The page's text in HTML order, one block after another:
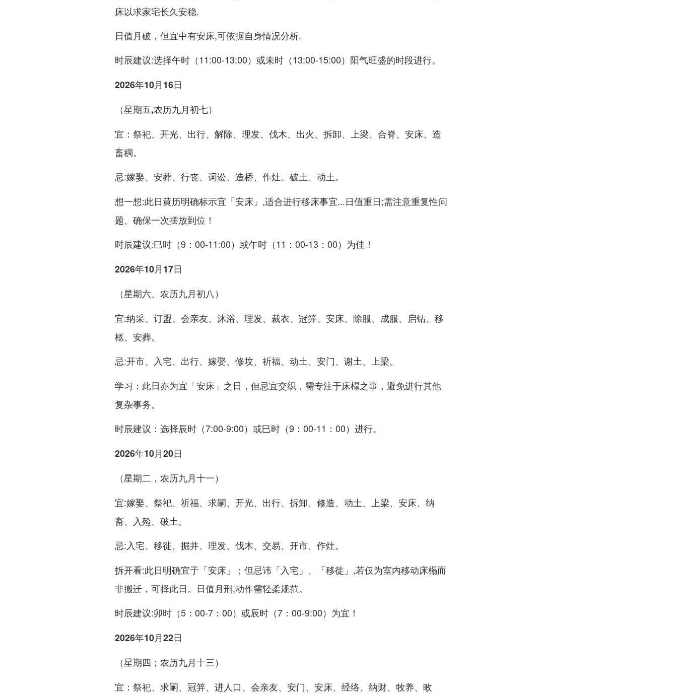
床以求家宅长久安稳.
日值月破，但宜中有安床,可依据自身情况分析.
时辰建议:选择午时（11:00-13:00）或未时（13:00-15:00）阳气旺盛的时段进行。
2026年10月16日
（星期五,农历九月初七）
宜 ：祭祀、开光、出行、解除、理发、伐木、出火、拆卸、上梁、合脊、 安床、造
畜稠。
忌:嫁娶、安葬、行丧、词讼、造桥、作灶、破土、动土。
想一想:此日黄历明确标示宜「安床」,适合进行移床事宜...日值重日;需注意重复性问
题、确保一次摆放到位！
时辰建议:巳时（9：00-11:00）或午时（11：00-13：00）为佳！
2026年10月17日
（星期六、农历九月初八）
宜:纳采、订盟、会亲友、沐浴、理发、裁衣、冠笄、 安床、除服、成服、启钻、移
柩、安葬。
忌:开市、入宅、出行、嫁娶、修坟、祈福、动土、安门、谢土、上梁。
学习 ：此日亦为宜「安床」之日，但忌宜交织，需专注于床榻之事，避免进行其他
复杂事务。
时辰建议 ：选择辰时（7:00-9:00）或巳时（9：00-11：00）进行。
2026年10月20日
（星期二，农历九月十一）
宜:嫁娶、祭祀、祈福、求嗣、开光、出行、拆卸、修造、动土、上梁、 安床、纳
畜、入殓、破土。
忌:入宅、移徙、掘井、理发、伐木、交易、开市、作灶。
拆开看:此日明确宜于「安床」；但忌讳「入宅」、「移徙」,若仅为室内移动床榻而
非搬迁，可择此日。日值月刑,动作需轻柔规范。
时辰建议:卯时（5：00-7：00）或辰时（7：00-9:00）为宜！
2026年10月22日
（星期四；农历九月十三）
宜 ：祭祀、求嗣、冠笄、进人口、会亲友、安门、 安床、经络、纳财、牧养、畋